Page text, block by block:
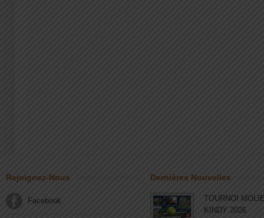
Rejoignez-Nous
Facebook
Dernières Nouvelles
TOURNOI
KINDY 2026